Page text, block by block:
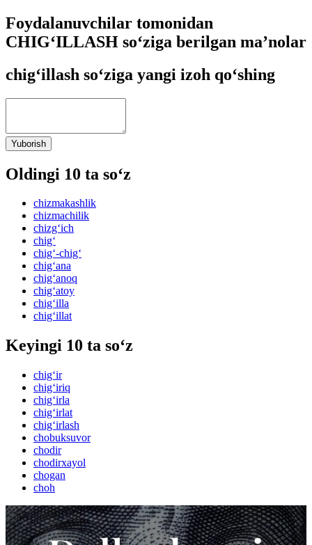
Foydalanuvchilar tomonidan
CHIG‘ILLASH so‘ziga berilgan ma’nolar
chig‘illash so‘ziga yangi izoh qo‘shing
Yuborish
Oldingi 10 ta so‘z
chizmakashlik
chizmachilik
chizg‘ich
chig‘
chig‘-chig‘
chig‘ana
chig‘anoq
chig‘atoy
chig‘illa
chig‘illat
Keyingi 10 ta so‘z
chig‘ir
chig‘iriq
chig‘irla
chig‘irlat
chig‘irlash
chobuksuvor
chodir
chodirxayol
chogan
choh